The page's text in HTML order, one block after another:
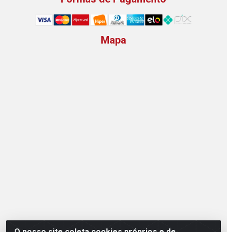
Mapa